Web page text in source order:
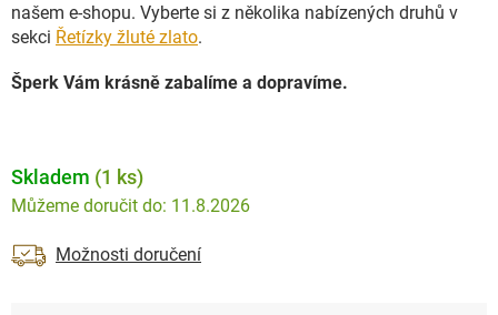
našem e-shopu. Vyberte si z několika nabízených druhů v
sekci Řetízky žluté zlato.
Šperk Vám krásně zabalíme a dopravíme.
Skladem (1 ks)
11.8.2026
Možnosti doručení